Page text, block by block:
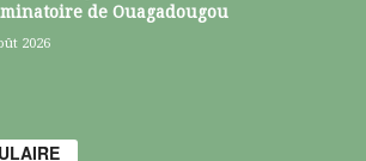
de Ouagadougou
2026